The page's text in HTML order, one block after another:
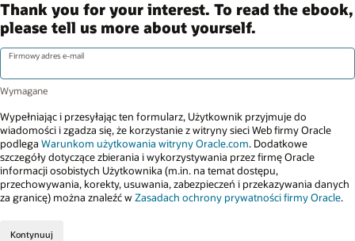
Thank you for your interest. To read the ebook,
please tell us more about yourself.
Firmowy adres e-mail
Wypełniając i przesyłając ten formularz, Użytkownik przyjmuje do
wiadomości i zgadza się, że korzystanie z witryny sieci Web firmy Oracle
podlega Warunkom użytkowania witryny Oracle.com. Dodatkowe
szczegóły dotyczące zbierania i wykorzystywania przez firmę Oracle
informacji osobistych Użytkownika (m.in. na temat dostępu,
przechowywania, korekty, usuwania, zabezpieczeń i przekazywania danych
za granicę) można znaleźć wZasadach ochrony prywatności firmy Oracle.
Kontynuuj